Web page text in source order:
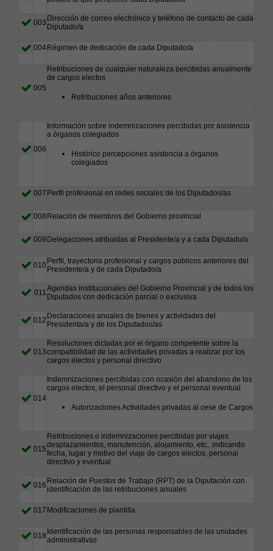
003 Dirección de correo electrónico y teléfono de contacto de cada
Diputado/a
004Régimen de dedicación de cada Diputado/a
005
Retribuciones de cualquier naturaleza percibidas anualmente
de cargos electos
Retribuciones años anteriores
006
Información sobre indemnizaciones percibidas por asistencia
a órganos colegiados
Histórico percepciones asistencia a órganos
colegiados
007 Perfil profesional en redes sociales de los Diputados/as
008 Relación de miembros del Gobierno provincial
009 Delegaciones atribuidas al Presidente/a y a cada Diputado/a
010 Perfil, trayectoria profesional y cargos públicos anteriores del
Presidente/a y de cada Diputado/a
011 Agendas institucionales del Gobierno Provincial y de todos los
Diputados con dedicación parcial o exclusiva
012 Declaraciones anuales de bienes y actividades del
Presidenta/a y de los Diputados/as
013
Resoluciones dictadas por el órgano competente sobre la
compatibilidad de las actividades privadas a realizar por los
cargos electos y personal directivo
014
Indemnizaciones percibidas con ocasión del abandono de los
cargos electos, el personal directivo y el personal eventual
Autorizaciones Actividades privadas al cese de Cargos
015
Retribuciones o indemnizaciones percibidas por viajes:
desplazamientos, manutención, alojamiento, etc., indicando
fecha, lugar y motivo del viaje de cargos electos, personal
directivo y eventual
016 Relación de Puestos de Trabajo (RPT) de la Diputación con
identificación de las retribuciones anuales
017 Modificaciones de plantilla
018 Identificación de las personas responsables de las unidades
administrativas